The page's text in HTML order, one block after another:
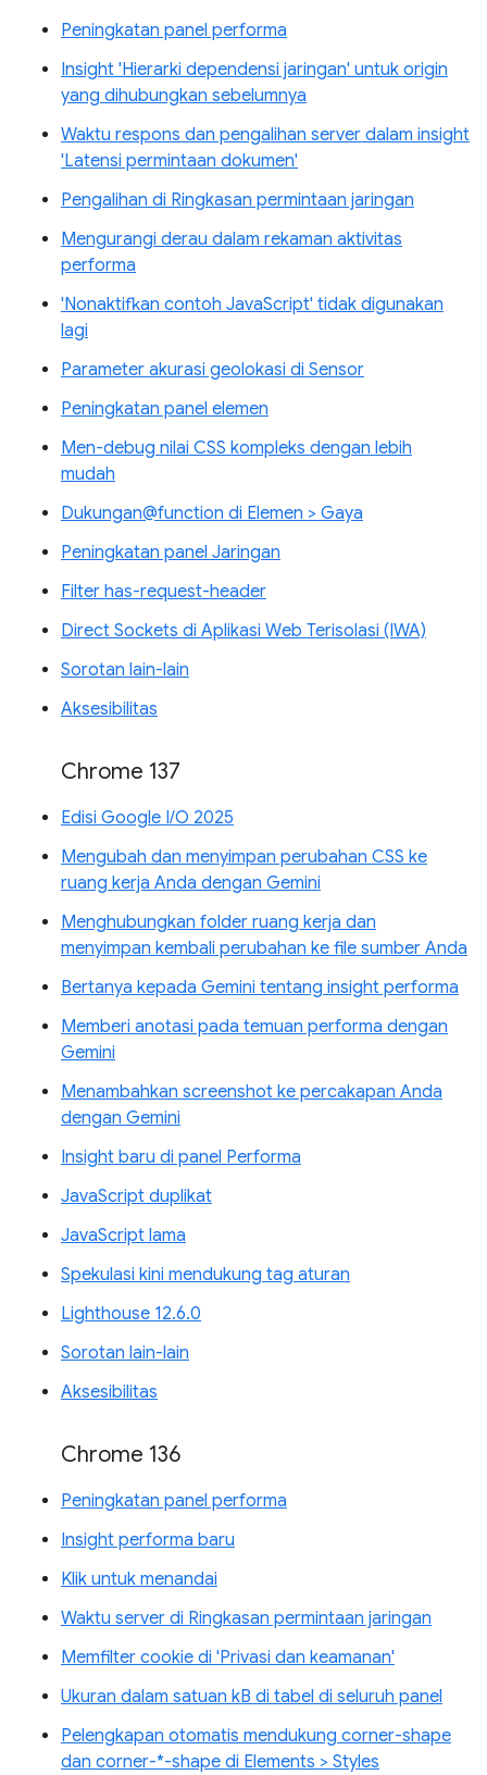
Peningkatan panel performa
Insight 'Hierarki dependensi jaringan' untuk origin
yang dihubungkan sebelumnya
Waktu respons dan pengalihan server dalam insight
'Latensi permintaan dokumen'
Pengalihan di Ringkasan permintaan jaringan
Mengurangi derau dalam rekaman aktivitas
performa
'Nonaktifkan contoh JavaScript' tidak digunakan
lagi
Parameter akurasi geolokasi di Sensor
Peningkatan panel elemen
Men-debug nilai CSS kompleks dengan lebih
mudah
Dukungan@function di Elemen > Gaya
Peningkatan panel Jaringan
Filter has-request-header
Direct Sockets di Aplikasi Web Terisolasi (IWA)
Sorotan lain-lain
Aksesibilitas
Chrome 137
Edisi Google I/O 2025
Mengubah dan menyimpan perubahan CSS ke
ruang kerja Anda dengan Gemini
Menghubungkan folder ruang kerja dan
menyimpan kembali perubahan ke file sumber Anda
Bertanya kepada Gemini tentang insight performa
Memberi anotasi pada temuan performa dengan
Gemini
Menambahkan screenshot ke percakapan Anda
dengan Gemini
Insight baru di panel Performa
JavaScript duplikat
JavaScript lama
Spekulasi kini mendukung tag aturan
Lighthouse 12.6.0
Sorotan lain-lain
Aksesibilitas
Chrome 136
Peningkatan panel performa
Insight performa baru
Klik untuk menandai
Waktu server di Ringkasan permintaan jaringan
Memfilter cookie di 'Privasi dan keamanan'
Ukuran dalam satuan kB di tabel di seluruh panel
Pelengkapan otomatis mendukung corner-shape
dan corner-*-shape di Elements > Styles